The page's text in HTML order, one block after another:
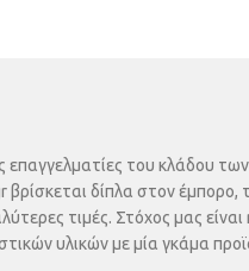
επαγγελματίες του κλάδου
δίπλα στον έμπορο,
τιμές. Στόχος μας
υλικών με μία γκάμα